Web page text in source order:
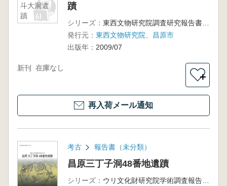
斗大洞遺
蹟
蹟
シリーズ：
東西文物研究院調査研究報告書第9・10冊
発行元： 東西文物研究院、昌原市
出版年： 2009/07
新刊 在庫なし
＋
再入荷メール通知
考古 報告書（未分類）
昌原三丁子洞48番地遺蹟
シリーズ： ウリ文化財研究院学術調査報告10冊